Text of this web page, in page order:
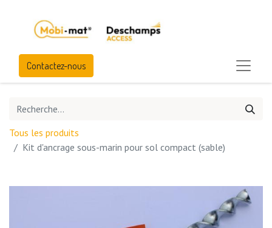
Contactez-nous
Tous les produits
Kit d'ancrage sous-marin pour sol compact (sable)